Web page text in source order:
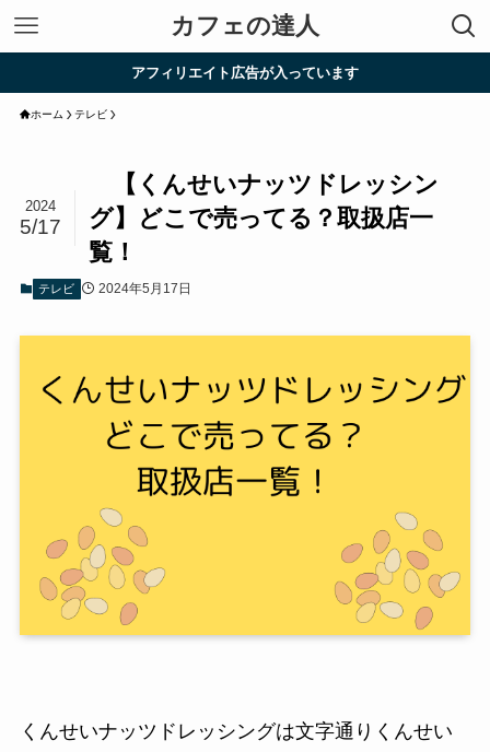
カフェの達人
アフィリエイト広告が入っています
ホーム テレビ
【くんせいナッツドレッシン
グ】どこで売ってる？取扱店一
覧！
2024
5/17
テレビ 2024年5月17日
くんせいナッツドレッシングは文字通りくんせい